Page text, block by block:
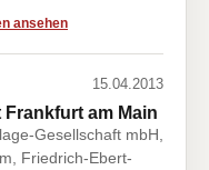
ansehen
15.04.2013
Frankfurt am Main
Gesellschaft mbH,
Friedrich-Ebert-